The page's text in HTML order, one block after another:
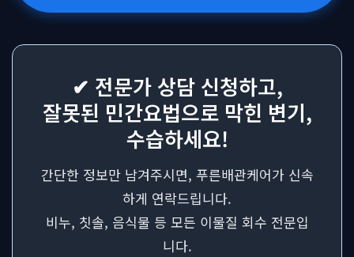
✔ 전문가 상담 신청하고,
잘못된 민간요법으로 막힌 변기,
수습하세요!
간단한 정보만 남겨주시면, 푸른배관케어가 신속
하게 연락드립니다.
비누, 칫솔, 음식물 등 모든 이물질 회수 전문입
니다.